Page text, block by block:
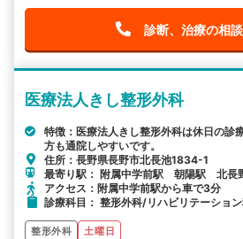
診断、治療の相
医療法人きし整形外科
特徴：医療法人きし整形外科は休日の診
方も通院しやすいです。
住所：長野県長野市北長池1834-1
最寄り駅： 附属中学前駅 朝陽駅 北長
アクセス：附属中学前駅から車で3分
診療科目： 整形外科/リハビリテーショ
整形外科 土曜日